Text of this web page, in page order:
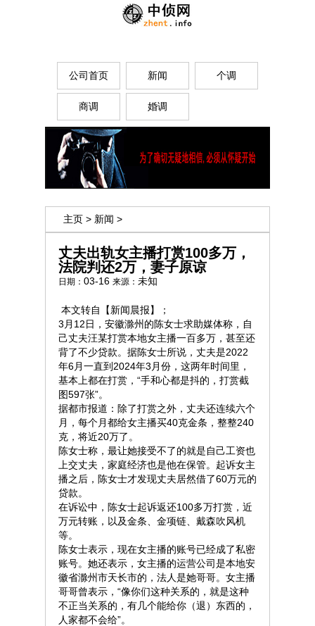
公司首页 新闻 个调
商调 婚调
主页 > 新闻 >
丈夫出轨女主播打赏100多万，
法院判还2万，妻子原谅
日期： 03-16 来源： 未知
本文转自【新闻晨报】；
3月12日，安徽滁州的陈女士求助媒体称，自
己丈夫汪某打赏本地女主播一百多万，甚至还
背了不少贷款。据陈女士所说，丈夫是2022
年6月一直到2024年3月份，这两年时间里，
基本上都在打赏，“手和心都是抖的，打赏截
图597张”。
据都市报道：除了打赏之外，丈夫还连续六个
月，每个月都给女主播买40克金条，整整240
克，将近20万了。
陈女士称，最让她接受不了的就是自己工资也
上交丈夫，家庭经济也是他在保管。起诉女主
播之后，陈女士才发现丈夫居然借了60万元的
贷款。
在诉讼中，陈女士起诉返还100多万打赏，近
万元转账，以及金条、金项链、戴森吹风机
等。
陈女士表示，现在女主播的账号已经成了私密
账号。她还表示，女主播的运营公司是本地安
徽省滁州市天长市的，法人是她哥哥。女主播
哥哥曾表示，“像你们这种关系的，就是这种
不正当关系的，有几个能给你（退）东西的，
人家都不会给”。